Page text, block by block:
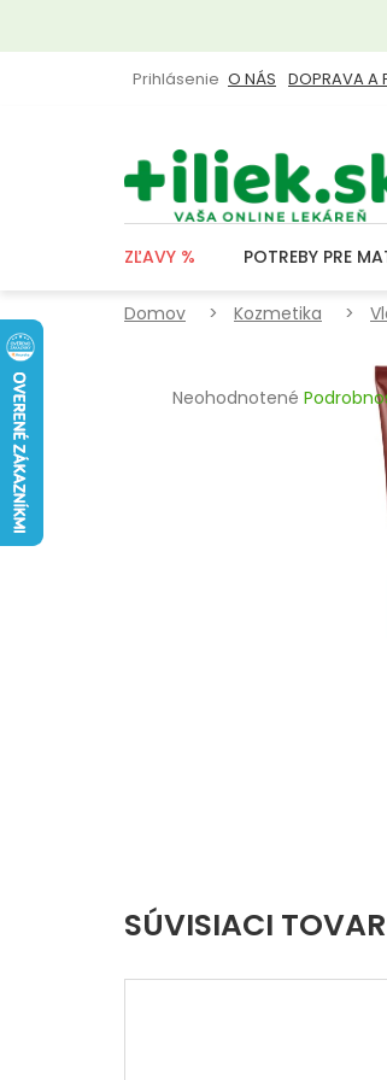
obsah
O NÁS DOPRAVA A
Prihlásenie
ZĽAVY % POTREBY PRE
Domov Kozmetika
Priemerné
Neohodnotené
SÚVISIACI TOVAR